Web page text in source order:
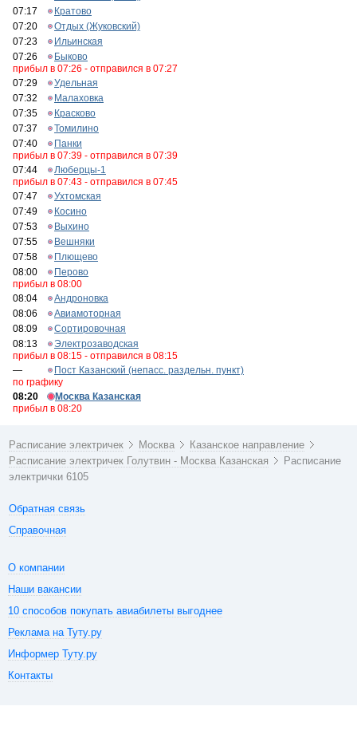
07:17
Кратово
07:20
Отдых (Жуковский)
07:23
Ильинская
07:26
Быково
прибыл в 07:26 - отправился в 07:27
07:29
Удельная
07:32
Малаховка
07:35
Красково
07:37
Томилино
07:40
Панки
прибыл в 07:39 - отправился в 07:39
07:44
Люберцы-1
прибыл в 07:43 - отправился в 07:45
07:47
Ухтомская
07:49
Косино
07:53
Выхино
07:55
Вешняки
07:58
Плющево
08:00
Перово
прибыл в 08:00
08:04
Андроновка
08:06
Авиамоторная
08:09
Сортировочная
08:13
Электрозаводская
прибыл в 08:15 - отправился в 08:15
—
Пост Казанский (непасс. раздельн. пункт)
по графику
08:20
Москва Казанская
прибыл в 08:20
Расписание электричек Москва
Казанское направление
Расписание электричек Голутвин - Москва Казанская
Расписание
электрички 6105
Обратная связь
Справочная
О компании
Наши вакансии
10 способов покупать авиабилеты выгоднее
Реклама на Туту.ру
Информер Туту.ру
Контакты